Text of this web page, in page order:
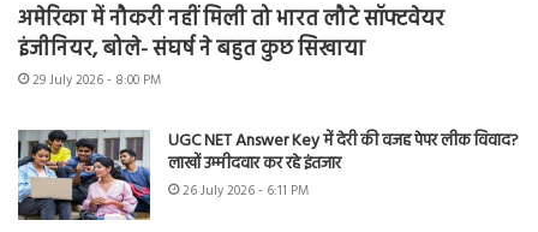
अमेरिका में नौकरी नहीं मिली तो भारत लौटे सॉफ्टवेयर
इंजीनियर, बोले- संघर्ष ने बहुत कुछ सिखाया
29 July 2026 - 8:00 PM
UGC NET Answer Key में देरी की वजह पेपर लीक विवाद?
लाखों उम्मीदवार कर रहे इंतजार
26 July 2026 - 6:11 PM